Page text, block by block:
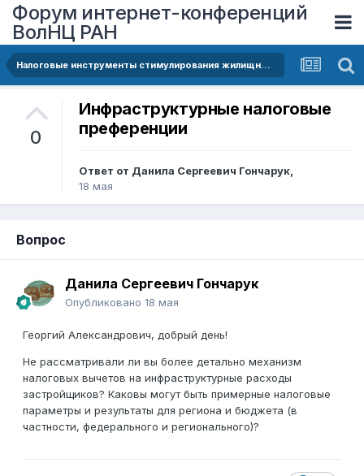
Форум интернет-конференций
ВолНЦ РАН
Налоговые инструменты стимулирования жилищного строительства Ярославской Области: потенциал и ограничения
0
Инфраструктурные налоговые
преференции
Ответ от Данила Сергеевич Гончарук,
18 мая
Вопрос
Данила Сергеевич Гончарук
Опубликовано 18 мая
Георгий Александрович, добрый день!
Не рассматривали ли вы более детально механизм
налоговых вычетов на инфраструктурные расходы
застройщиков? Каковы могут быть примерные налоговые
параметры и результаты для региона и бюджета (в
частности, федерального и регионального)?